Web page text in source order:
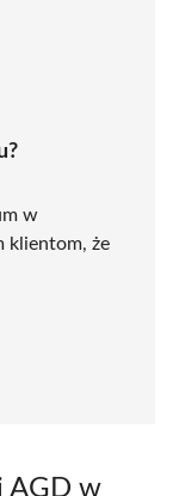
w
klientom, że
AGD w